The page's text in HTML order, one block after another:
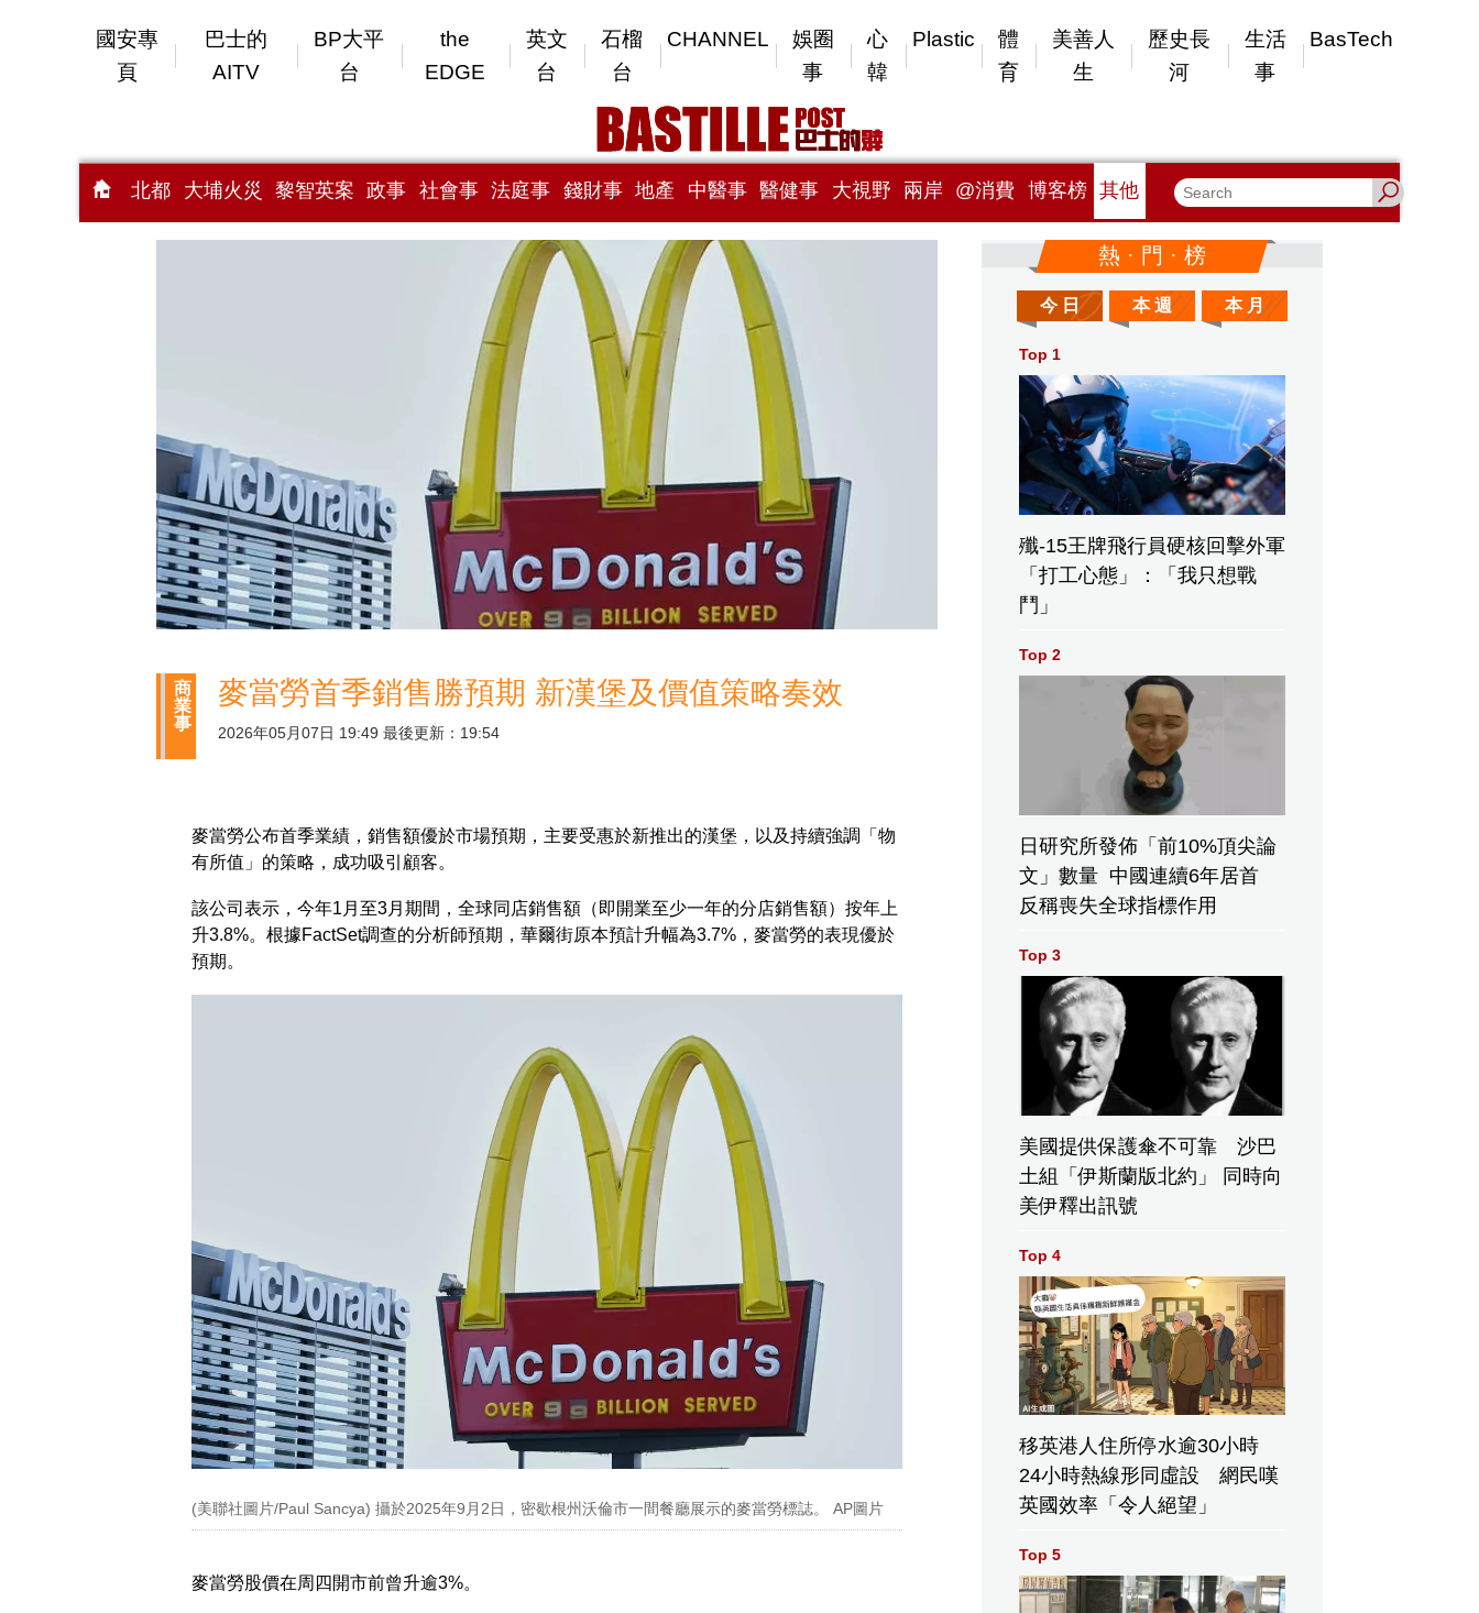
國安專
頁
巴士的
AITV
BP大平
台
the
EDGE
英文
台
石榴
台
CHANNEL
娛圈
事
心
韓
Plastic
體
育
美善人
生
歷史長
河
生活
事
BasTech
北都 大埔火災 黎智英案 政事 社會事 法庭事 錢財事 地產 中醫事 醫健事 大視野 兩岸 @消費 博客榜 其他
商
業
事
麥當勞首季銷售勝預期 新漢堡及價值策略奏效
2026年05月07日 19:49 最後更新：19:54
麥當勞公布首季業績，銷售額優於市場預期，主要受惠於新推出的漢堡，以及持續強調「物
有所值」的策略，成功吸引顧客。
該公司表示，今年1月至3月期間，全球同店銷售額（即開業至少一年的分店銷售額）按年上
升3.8%。根據FactSet調查的分析師預期，華爾街原本預計升幅為3.7%，麥當勞的表現優於
預期。
(美聯社圖片/Paul Sancya) 攝於2025年9月2日，密歇根州沃倫市一間餐廳展示的麥當勞標誌。 AP圖片
麥當勞股價在周四開市前曾升逾3%。
熱 · 門 · 榜
今 日 本 週 本 月
Top 1
殲-15王牌飛行員硬核回擊外軍
「打工心態」：「我只想戰
鬥」
Top 2
日研究所發佈「前10%頂尖論
文」數量 中國連續6年居首
反稱喪失全球指標作用
Top 3
美國提供保護傘不可靠 沙巴
土組「伊斯蘭版北約」 同時向
美伊釋出訊號
Top 4
移英港人住所停水逾30小時
24小時熱線形同虛設 網民嘆
英國效率「令人絕望」
Top 5